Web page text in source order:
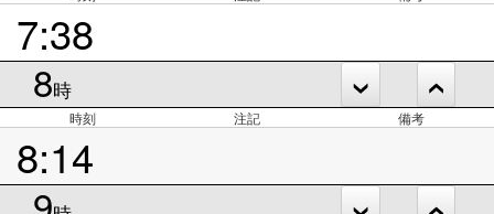
7:38
8時
時刻 注記 備考
8:14